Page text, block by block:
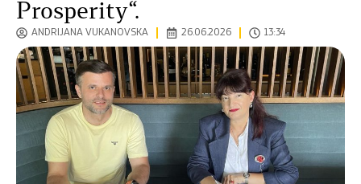
Prosperity“.
ANDRIJANA VUKANOVSKA 26.06.2026 13:34